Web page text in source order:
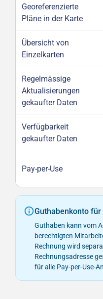
Georeferenzierte
Pläne in der Karte
Übersicht von
Einzelkarten
Regelmässige
Aktualisierungen
gekaufter Daten
Verfügbarkeit
gekaufter Daten
Pay-per-Use
Guthabenkonto für
Guthaben kann vom
berechtigten
Rechnung wird
Rechnungsadresse
für alle Pay-per-Use-